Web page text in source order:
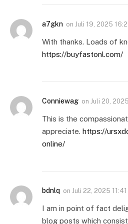
a7gkn on Juli 19, 2025
With thanks. Loads of
https://buyfastonl.com/
Conniewag on Juli 20,
This is the
appreciate. https://
online/
bdnlq on Juli 22, 2025 11:41
I am in point of fact
blog posts which